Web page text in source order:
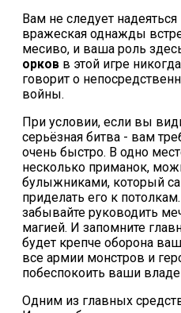
Вам не следует
вражеская однажды
месиво, и ваша роль
орков в этой игре
говорит о
войны.
При условии, если вы
серьёзная битва - вам
очень быстро. В одно
несколько приманок,
булыжниками, который
приделать его к потолкам.
забывайте руководить
магией. И запомните
будет крепче оборона
все армии монстров и
побеспокоить ваши
Одним из главных